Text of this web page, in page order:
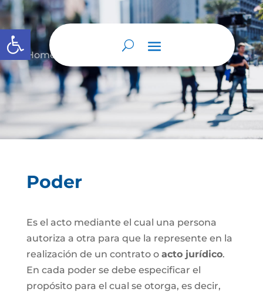
Abrir barra de herramientas
Home Sin categoría Poder
Poder
Es el acto mediante el cual una persona
autoriza a otra para que la represente en la
realización de un contrato o acto jurídico.
En cada poder se debe especificar el
propósito para el cual se otorga, es decir,